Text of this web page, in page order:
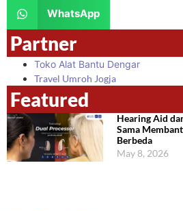
WhatsApp
Partner
Toko Alat Bantu Dengar
Travel Umroh Jogja
Featured
Hearing Aid
Sama
Berbeda
May 8, 2026